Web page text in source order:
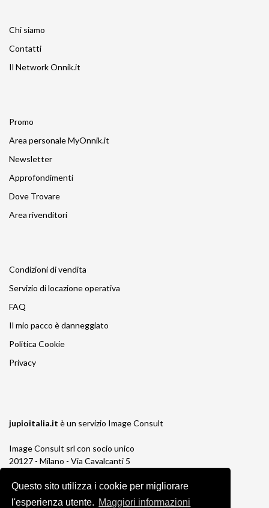
Questo sito utilizza i cookie per migliorare
l'esperienza utente. Maggiori informazioni
Chi siamo
Contatti
Il Network Onnik.it
Promo
Area personale MyOnnik.it
Newsletter
Approfondimenti
Dove Trovare
Area rivenditori
Condizioni di vendita
Servizio di locazione operativa
FAQ
Il mio pacco è danneggiato
Politica Cookie
Privacy
jupioitalia.it è un servizio Image Consult
Image Consult srl con socio unico
20127 - Milano - Via Cavalcanti 5
P.IVA e C.F. 03383650961
REA 1673647 CCIAA Milano Monza Brianza